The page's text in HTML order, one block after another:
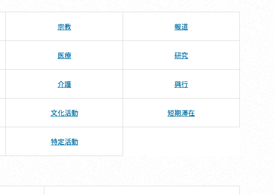
宗教 報道
医療 研究
介護 興行
文化活動 短期滞在
特定活動